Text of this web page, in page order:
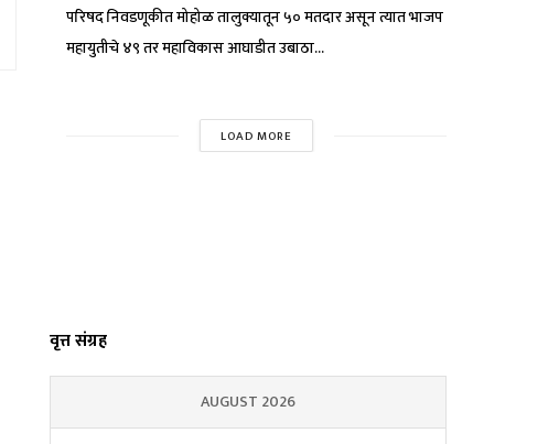
परिषद निवडणूकीत मोहोळ तालुक्यातून ५० मतदार असून त्यात भाजप
महायुतीचे ४९ तर महाविकास आघाडीत उबाठा...
LOAD MORE
वृत्त संग्रह
AUGUST 2026